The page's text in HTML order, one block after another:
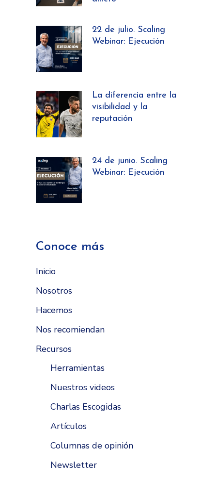
22 de julio. Scaling
Webinar: Ejecución
La diferencia entre la
visibilidad y la
reputación
24 de junio. Scaling
Webinar: Ejecución
Conoce más
Inicio
Nosotros
Hacemos
Nos recomiendan
Recursos
Herramientas
Nuestros videos
Charlas Escogidas
Artículos
Columnas de opinión
Newsletter